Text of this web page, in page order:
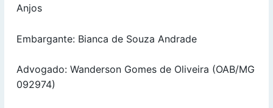
Anjos
Embargante: Bianca de Souza Andrade
Advogado: Wanderson Gomes de Oliveira (OAB/MG
092974)